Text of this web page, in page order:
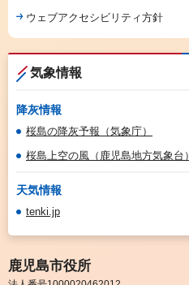
ウェブアクセシビリティ方針
気象情報
降灰情報
桜島の降灰予報（気象庁）
桜島上空の風（鹿児島地方気象台）
天気情報
tenki.jp
鹿児島市役所